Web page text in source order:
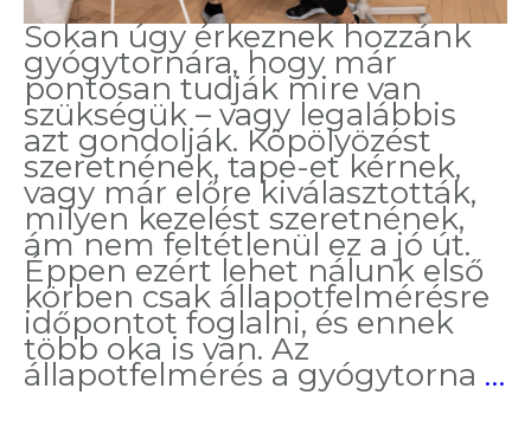
Sokan úgy érkeznek hozzánk
gyógytornára, hogy már
pontosan tudják mire van
szükségük – vagy legalábbis
azt gondolják. Köpölyözést
szeretnének, tape-et kérnek,
vagy már előre kiválasztották,
milyen kezelést szeretnének,
ám nem feltétlenül ez a jó út.
Éppen ezért lehet nálunk első
körben csak állapotfelmérésre
időpontot foglalni, és ennek
több oka is van. Az
állapotfelmérés a gyógytorna …